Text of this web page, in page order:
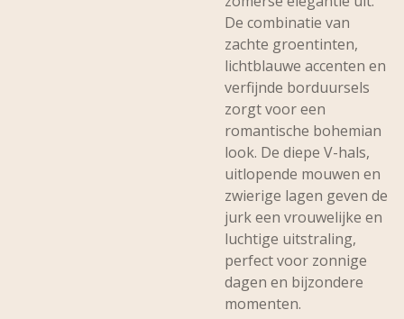
De combinatie van
zachte groentinten,
lichtblauwe accenten en
verfijnde borduursels
zorgt voor een
romantische bohemian
look. De diepe V-hals,
uitlopende mouwen en
zwierige lagen geven de
jurk een vrouwelijke en
luchtige uitstraling,
perfect voor zonnige
dagen en bijzondere
momenten.